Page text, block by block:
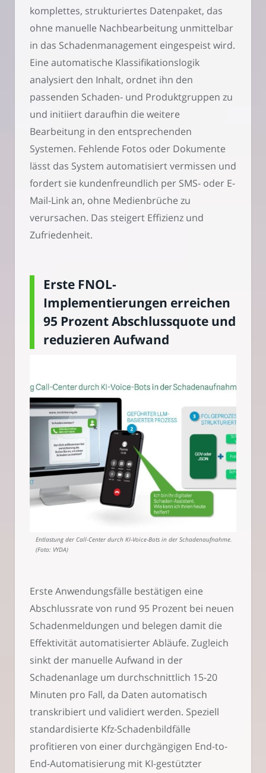
komplettes, strukturiertes Datenpaket, das
ohne manuelle Nachbearbeitung unmittelbar
in das Schadenmanagement eingespeist wird.
Eine automatische Klassifikationslogik
analysiert den Inhalt, ordnet ihn den
passenden Schaden- und Produktgruppen zu
und initiiert daraufhin die weitere
Bearbeitung in den entsprechenden
Systemen. Fehlende Fotos oder Dokumente
lässt das System automatisiert vermissen und
fordert sie kundenfreundlich per SMS- oder E-
Mail-Link an, ohne Medienbrüche zu
verursachen. Das steigert Effizienz und
Zufriedenheit.
Erste FNOL-
Implementierungen erreichen
95 Prozent Abschlussquote und
reduzieren Aufwand
Entlastung der Call-Center durch KI-Voice-Bots in der Schadenaufnahme.
(Foto: VYDA)
Erste Anwendungsfälle bestätigen eine
Abschlussrate von rund 95 Prozent bei neuen
Schadenmeldungen und belegen damit die
Effektivität automatisierter Abläufe. Zugleich
sinkt der manuelle Aufwand in der
Schadenanlage um durchschnittlich 15-20
Minuten pro Fall, da Daten automatisch
transkribiert und validiert werden. Speziell
standardisierte Kfz-Schadenbildfälle
profitieren von einer durchgängigen End-to-
End-Automatisierung mit KI-gestützter